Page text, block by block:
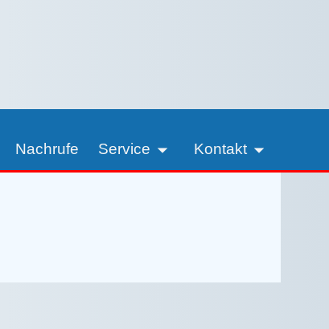
Nachrufe Service Kontakt
in Zeven ist